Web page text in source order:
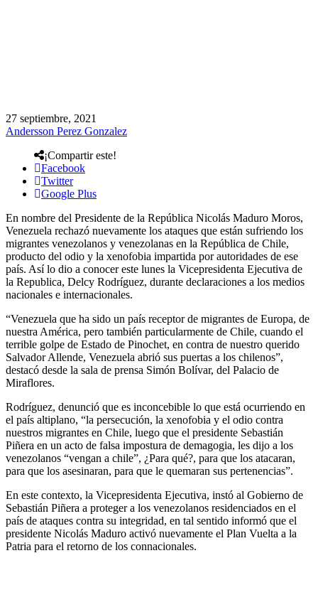
27 septiembre, 2021
Andersson Perez Gonzalez
¡Compartir este!
Facebook
Twitter
Google Plus
En nombre del Presidente de la República Nicolás Maduro Moros,
Venezuela rechazó nuevamente los ataques que están sufriendo los
migrantes venezolanos y venezolanas en la República de Chile,
producto del odio y la xenofobia impartida por autoridades de ese
país. Así lo dio a conocer este lunes la Vicepresidenta Ejecutiva de
la Republica, Delcy Rodríguez, durante declaraciones a los medios
nacionales e internacionales.
“Venezuela que ha sido un país receptor de migrantes de Europa, de
nuestra América, pero también particularmente de Chile, cuando el
terrible golpe de Estado de Pinochet, en contra de nuestro querido
Salvador Allende, Venezuela abrió sus puertas a los chilenos”,
destacó desde la sala de prensa Simón Bolívar, del Palacio de
Miraflores.
Rodríguez, denunció que es inconcebible lo que está ocurriendo en
el país altiplano, “la persecución, la xenofobia y el odio contra
nuestros migrantes en Chile, luego que el presidente Sebastián
Piñera en un acto de falsa impostura de demagogia, les dijo a los
venezolanos “vengan a chile”, ¿Para qué?, para que los atacaran,
para que los asesinaran, para que le quemaran sus pertenencias”.
En este contexto, la Vicepresidenta Ejecutiva, instó al Gobierno de
Sebastián Piñera a proteger a los venezolanos residenciados en el
país de ataques contra su integridad, en tal sentido informó que el
presidente Nicolás Maduro activó nuevamente el Plan Vuelta a la
Patria para el retorno de los connacionales.